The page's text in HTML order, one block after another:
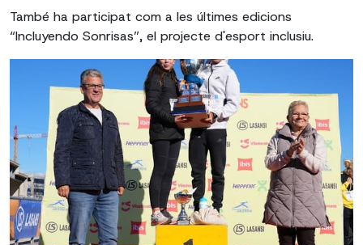
També ha participat com a les últimes edicions
“Incluyendo Sonrisas”, el projecte d'esport inclusiu.